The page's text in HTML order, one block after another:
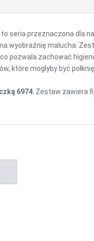
to seria przeznaczona dla
na wyobraźnię malucha.
pozwala zachować
które mogłyby być
6974. Zestaw zawiera